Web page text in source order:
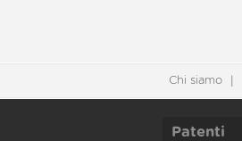
Chi siamo
Patenti